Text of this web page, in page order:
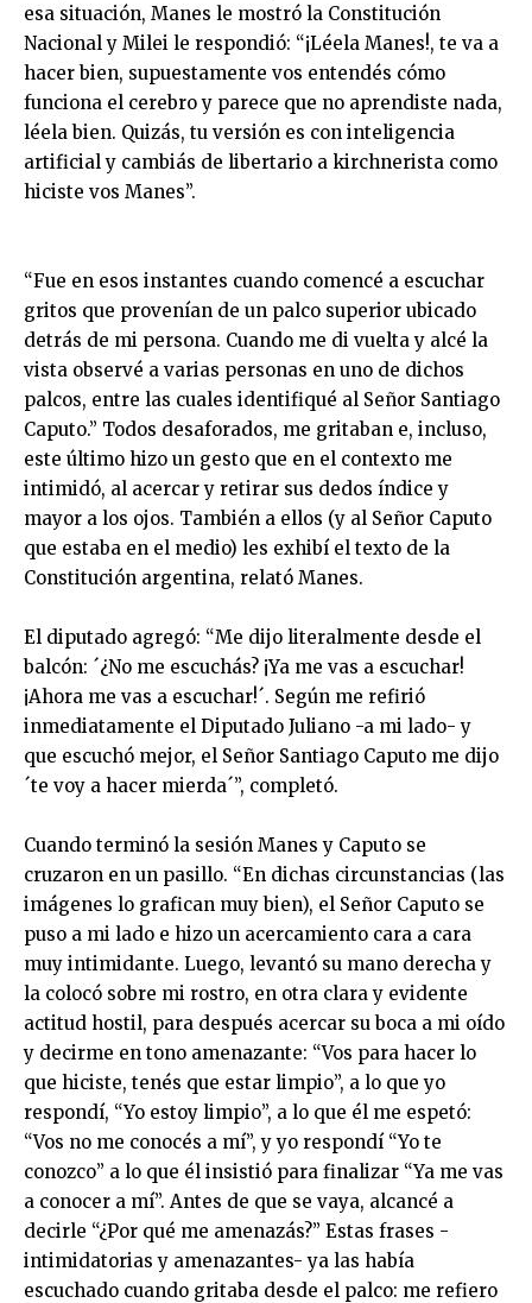
esa situación, Manes le mostró la Constitución
Nacional y Milei le respondió: “¡Léela Manes!, te va a
hacer bien, supuestamente vos entendés cómo
funciona el cerebro y parece que no aprendiste nada,
léela bien. Quizás, tu versión es con inteligencia
artificial y cambiás de libertario a kirchnerista como
hiciste vos Manes”.
“Fue en esos instantes cuando comencé a escuchar
gritos que provenían de un palco superior ubicado
detrás de mi persona. Cuando me di vuelta y alcé la
vista observé a varias personas en uno de dichos
palcos, entre las cuales identifiqué al Señor Santiago
Caputo.” Todos desaforados, me gritaban e, incluso,
este último hizo un gesto que en el contexto me
intimidó, al acercar y retirar sus dedos índice y
mayor a los ojos. También a ellos (y al Señor Caputo
que estaba en el medio) les exhibí el texto de la
Constitución argentina, relató Manes.
El diputado agregó: “Me dijo literalmente desde el
balcón: ´¿No me escuchás? ¡Ya me vas a escuchar!
¡Ahora me vas a escuchar!´. Según me refirió
inmediatamente el Diputado Juliano -a mi lado- y
que escuchó mejor, el Señor Santiago Caputo me dijo
´te voy a hacer mierda´”, completó.
Cuando terminó la sesión Manes y Caputo se
cruzaron en un pasillo. “En dichas circunstancias (las
imágenes lo grafican muy bien), el Señor Caputo se
puso a mi lado e hizo un acercamiento cara a cara
muy intimidante. Luego, levantó su mano derecha y
la colocó sobre mi rostro, en otra clara y evidente
actitud hostil, para después acercar su boca a mi oído
y decirme en tono amenazante: “Vos para hacer lo
que hiciste, tenés que estar limpio”, a lo que yo
respondí, “Yo estoy limpio”, a lo que él me espetó:
“Vos no me conocés a mí”, y yo respondí “Yo te
conozco” a lo que él insistió para finalizar “Ya me vas
a conocer a mí”. Antes de que se vaya, alcancé a
decirle “¿Por qué me amenazás?” Estas frases -
intimidatorias y amenazantes- ya las había
escuchado cuando gritaba desde el palco: me refiero